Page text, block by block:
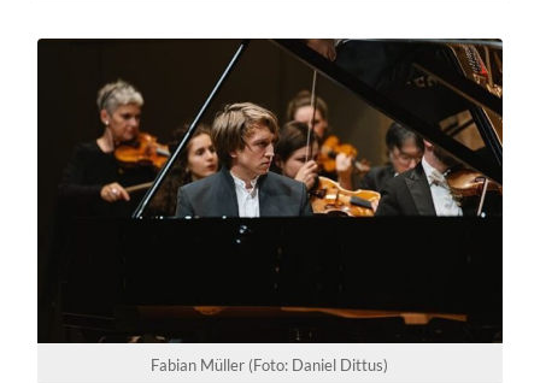
Fabian Müller (Foto: Daniel Dittus)